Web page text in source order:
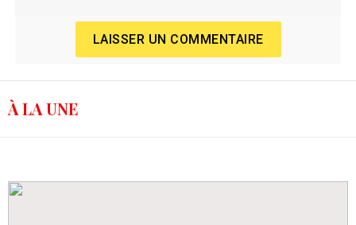
LAISSER UN COMMENTAIRE
À LA UNE